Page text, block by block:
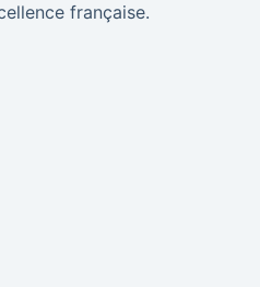
française.